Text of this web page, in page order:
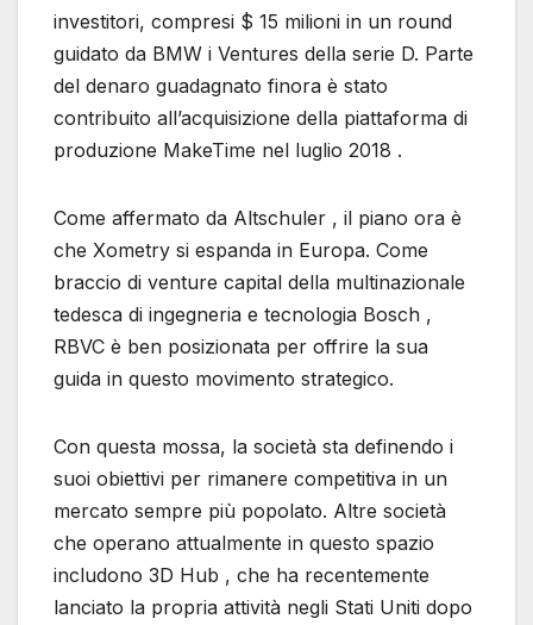
investitori, compresi $ 15 milioni in un round
guidato da BMW i Ventures della serie D. Parte
del denaro guadagnato finora è stato
contribuito all’acquisizione della piattaforma di
produzione MakeTime nel luglio 2018 .
Come affermato da Altschuler , il piano ora è
che Xometry si espanda in Europa. Come
braccio di venture capital della multinazionale
tedesca di ingegneria e tecnologia Bosch ,
RBVC è ben posizionata per offrire la sua
guida in questo movimento strategico.
Con questa mossa, la società sta definendo i
suoi obiettivi per rimanere competitiva in un
mercato sempre più popolato. Altre società
che operano attualmente in questo spazio
includono 3D Hub , che ha recentemente
lanciato la propria attività negli Stati Uniti dopo